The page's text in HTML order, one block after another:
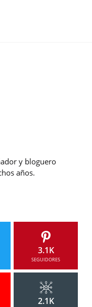
y bloguero
años.
3.1K
SEGUIDORES
2.1K